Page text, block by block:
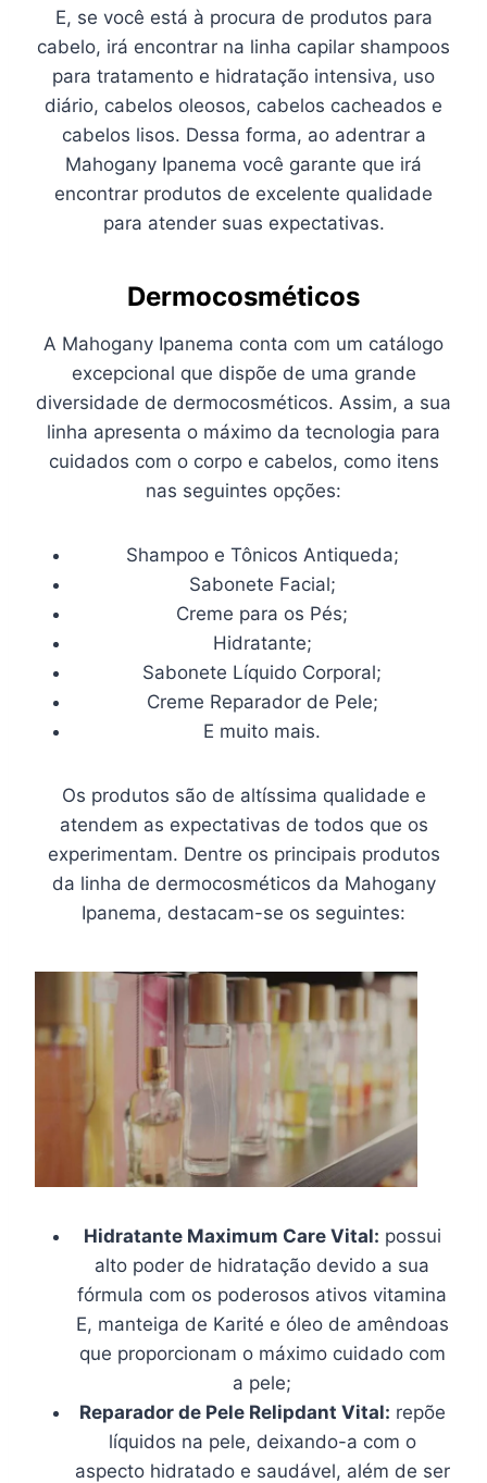
E, se você está à procura de produtos para
cabelo, irá encontrar na linha capilar shampoos
para tratamento e hidratação intensiva, uso
diário, cabelos oleosos, cabelos cacheados e
cabelos lisos. Dessa forma, ao adentrar a
Mahogany Ipanema você garante que irá
encontrar produtos de excelente qualidade
para atender suas expectativas.
Dermocosméticos
A Mahogany Ipanema conta com um catálogo
excepcional que dispõe de uma grande
diversidade de dermocosméticos. Assim, a sua
linha apresenta o máximo da tecnologia para
cuidados com o corpo e cabelos, como itens
nas seguintes opções:
Shampoo e Tônicos Antiqueda;
Sabonete Facial;
Creme para os Pés;
Hidratante;
Sabonete Líquido Corporal;
Creme Reparador de Pele;
E muito mais.
Os produtos são de altíssima qualidade e
atendem as expectativas de todos que os
experimentam. Dentre os principais produtos
da linha de dermocosméticos da Mahogany
Ipanema, destacam-se os seguintes:
Hidratante Maximum Care Vital: possui
alto poder de hidratação devido a sua
fórmula com os poderosos ativos vitamina
E, manteiga de Karité e óleo de amêndoas
que proporcionam o máximo cuidado com
a pele;
Reparador de Pele Relipdant Vital: repõe
líquidos na pele, deixando-a com o
aspecto hidratado e saudável, além de ser